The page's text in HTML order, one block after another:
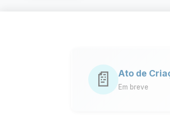
📄 Ato de
Em breve